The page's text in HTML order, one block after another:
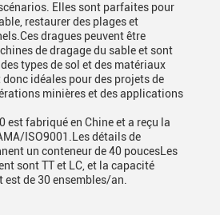
Elles sont parfaites pour
restaurer des plages et
dragues peuvent être
de dragage du sable et sont
types de sol et des matériaux
idéales pour des projets de
minières et des applications
est fabriqué en Chine et a reçu la
ISO9001.Les détails de
un conteneur de 40 poucesLes
sont TT et LC, et la capacité
de 30 ensembles/an.